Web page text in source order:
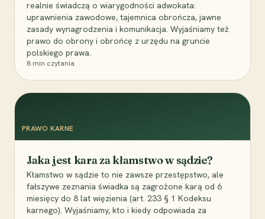
realnie świadczą o wiarygodności adwokata:
uprawnienia zawodowe, tajemnica obrończa, jawne
zasady wynagrodzenia i komunikacja. Wyjaśniamy też
prawo do obrony i obrońcę z urzędu na gruncie
polskiego prawa.
8 min czytania
PRAWO KARNE
Jaka jest kara za kłamstwo w sądzie?
Kłamstwo w sądzie to nie zawsze przestępstwo, ale
fałszywe zeznania świadka są zagrożone karą od 6
miesięcy do 8 lat więzienia (art. 233 § 1 Kodeksu
karnego). Wyjaśniamy, kto i kiedy odpowiada za